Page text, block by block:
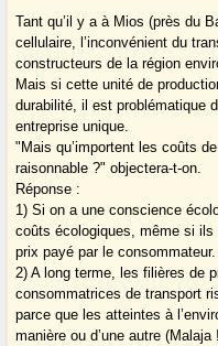
Tant qu’il y a à Mios (près du
cellulaire, l’inconvénient du
constructeurs de la région
Mais si cette unité de
durabilité, il est problématique
entreprise unique.
"Mais qu’importent les coûts
raisonnable ?" objectera-t-on.
Réponse :
1) Si on a une conscience
coûts écologiques, même si
prix payé par le consommateur.
2) A long terme, les filières de
consommatrices de transport
parce que les atteintes à
manière ou d’une autre (Malaja !